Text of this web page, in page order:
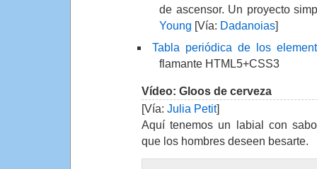
de ascensor. Un proyecto
Young [Vía: Dadanoias]
Tabla periódica de los
flamante HTML5+CSS3
Vídeo: Gloos de cerveza
[Vía: Julia Petit]
Aquí tenemos un labial con
que los hombres deseen besarte.